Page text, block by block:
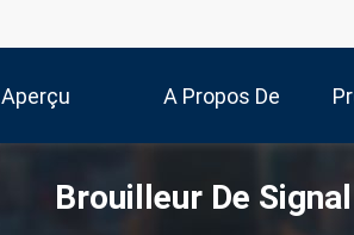
Aperçu A Propos De
Nous
Brouilleur De